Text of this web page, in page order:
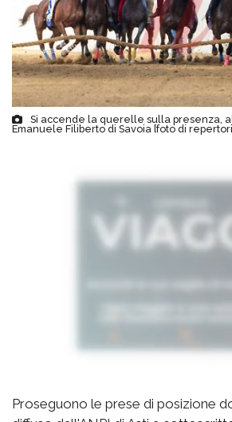
Si accende la querelle sulla presenza,
Emanuele Filiberto di Savoia [foto di
Proseguono le prese di posizione